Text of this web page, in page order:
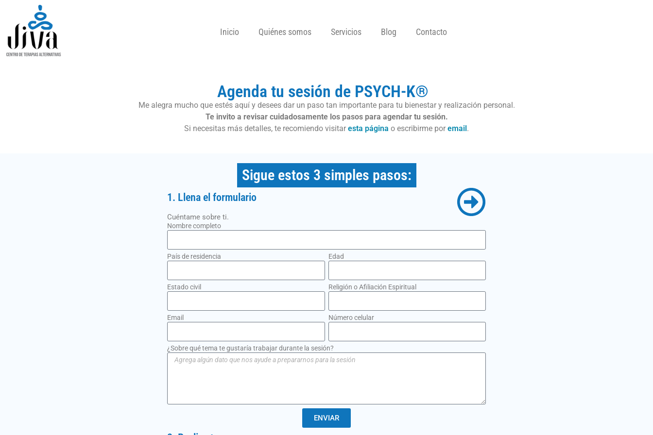
Inicio Quiénes somos Servicios Blog Contacto
Agenda tu sesión de PSYCH-K®
Me alegra mucho que estés aquí y desees dar un paso tan importante para tu bienestar y realización personal.
Te invito a revisar cuidadosamente los pasos para agendar tu sesión.
Si necesitas más detalles, te recomiendo visitar esta página o escribirme por email.
Sigue estos 3 simples pasos:
1. Llena el formulario
Cuéntame sobre ti.
Nombre completo
País de residencia Edad
Estado civil Religión o Afiliación Espiritual
Email Número celular
¿Sobre qué tema te gustaría trabajar durante la sesión?
ENVIAR